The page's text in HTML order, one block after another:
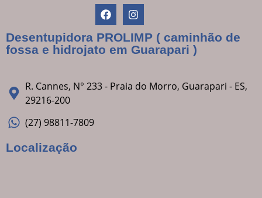
Desentupidora PROLIMP ( caminhão de
fossa e hidrojato em Guarapari )
R. Cannes, N° 233 - Praia do Morro, Guarapari - ES,
29216-200
(27) 98811-7809
Localização